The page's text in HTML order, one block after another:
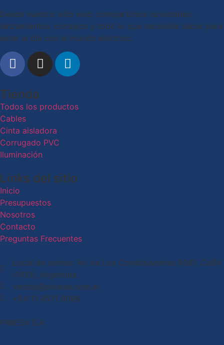
Desde nuestro sitio web, compartimos novedades,
lanzamientos, consejos y todo lo que necesitás saber para
estar al día con el mundo eléctrico.
Tienda
Todos los productos
Cables
Cinta aisladora
Corrugado PVC
Iluminación
Links del sitio
Inicio
Presupuestos
Nosotros
Contacto
Preguntas Frecuentes
Local de ventas: Av. de Los Constituyentes 6061, CaBA
(1431), Argentina
ventas@pimesa.com.ar
+54 11 4571 9096
PIMESA S.A.